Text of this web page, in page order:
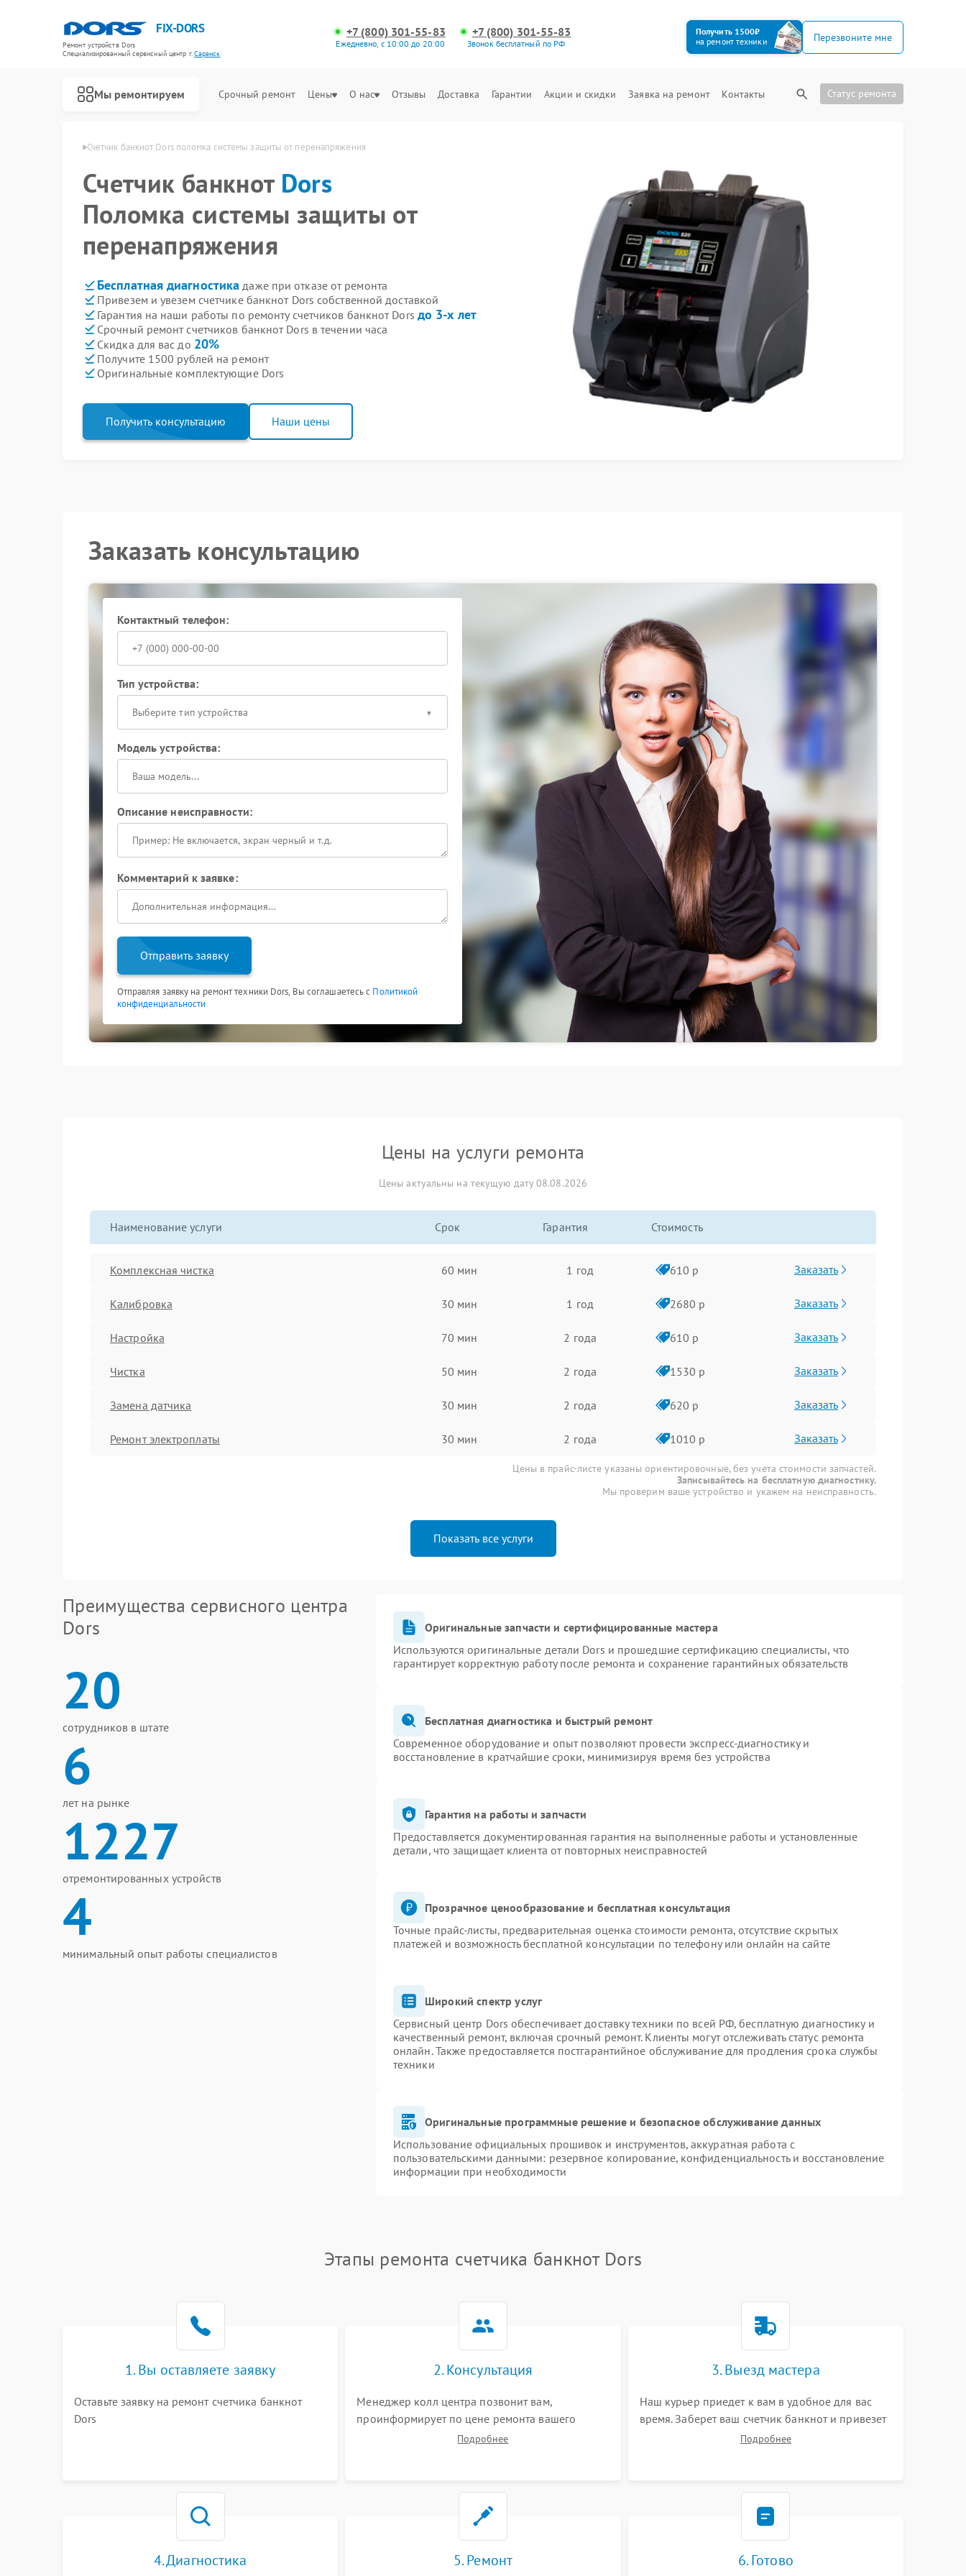
FIX-DORS
Ремонт устройств Dors
Специализированный cервисный центр г.Саранск
+7 (800) 301-55-83
Ежедневно, с 10:00 до 20:00
+7 (800) 301-55-83
Звонок бесплатный по РФ
Получить 1500₽
на ремонт техники
Перезвоните мне
Мы ремонтируем Срочный ремонт Цены О нас Отзывы Доставка Гарантии Акции и скидки Заявка на ремонт Контакты Статус ремонта
Счетчик банкнот Dors поломка системы защиты от перенапряжения
Счетчик банкнот Dors
Поломка системы защиты от
перенапряжения
Бесплатная диагностика даже при отказе от ремонта
Привезем и увезем счетчике банкнот Dors собственной доставкой
Гарантия на наши работы по ремонту счетчиков банкнот Dors до 3-х лет
Срочный ремонт счетчиков банкнот Dors в течении часа
Скидка для вас до 20%
Получите 1500 рублей на ремонт
Оригинальные комплектующие Dors
Получить консультацию Наши цены
Заказать консультацию
Контактный телефон:
Тип устройства:
Выберите тип устройства
Модель устройства:
Описание неисправности:
Комментарий к заявке:
Отправить заявку
Отправляя заявку на ремонт техники Dors, Вы соглашаетесь с Политикой
конфиденциальности
Цены на услуги ремонта
Цены актуальны на текущую дату 08.08.2026
Наименование услуги Срок Гарантия Стоимость
Комплексная чистка 60 мин 1 год 610 р Заказать
Калибровка 30 мин 1 год 2680 р Заказать
Настройка 70 мин 2 года 610 р Заказать
Чистка 50 мин 2 года 1530 р Заказать
Замена датчика 30 мин 2 года 620 р Заказать
Ремонт электроплаты 30 мин 2 года 1010 р Заказать
Цены в прайс-листе указаны ориентировочные, без учета стоимости запчастей.
Записывайтесь на бесплатную диагностику.
Мы проверим ваше устройство и укажем на неисправность.
Показать все услуги
Преимущества сервисного центра
Dors
20
сотрудников в штате
6
лет на рынке
1227
отремонтированных устройств
4
минимальный опыт работы специалистов
Оригинальные запчасти и сертифицированные мастера
Используются оригинальные детали Dors и прошедшие сертификацию специалисты, что
гарантирует корректную работу после ремонта и сохранение гарантийных обязательств
Бесплатная диагностика и быстрый ремонт
Современное оборудование и опыт позволяют провести экспресс-диагностику и
восстановление в кратчайшие сроки, минимизируя время без устройства
Гарантия на работы и запчасти
Предоставляется документированная гарантия на выполненные работы и установленные
детали, что защищает клиента от повторных неисправностей
Прозрачное ценообразование и бесплатная консультация
Точные прайс-листы, предварительная оценка стоимости ремонта, отсутствие скрытых
платежей и возможность бесплатной консультации по телефону или онлайн на сайте
Широкий спектр услуг
Сервисный центр Dors обеспечивает доставку техники по всей РФ, бесплатную диагностику и
качественный ремонт, включая срочный ремонт. Клиенты могут отслеживать статус ремонта
онлайн. Также предоставляется постгарантийное обслуживание для продления срока службы
техники
Оригинальные программные решение и безопасное обслуживание данных
Использование официальных прошивок и инструментов, аккуратная работа с
пользовательскими данными: резервное копирование, конфиденциальность и восстановление
информации при необходимости
Этапы ремонта счетчика банкнот Dors
1. Вы оставляете заявку
Оставьте заявку на ремонт счетчика банкнот
Dors
2. Консультация
Менеджер колл центра позвонит вам,
проинформирует по цене ремонта вашего
счетчика банкнот а также ответит на все ваши
Подробнее
3. Выезд мастера
Наш курьер приедет к вам в удобное для вас
время. Заберет ваш счетчик банкнот и привезет
на склад для диагностики.
Подробнее
4. Диагностика 5. Ремонт 6. Готово